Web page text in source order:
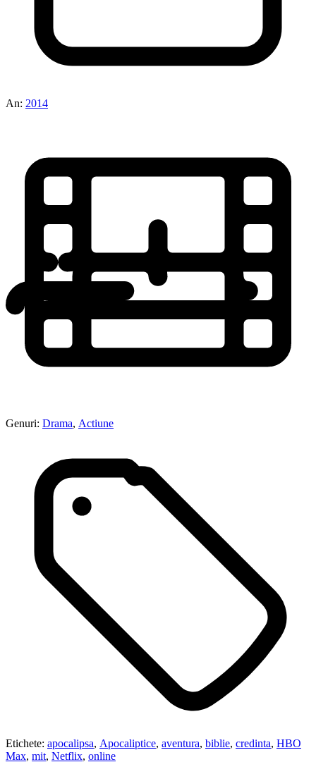
An: 2014
Genuri: Drama, Actiune
Etichete: apocalipsa, Apocaliptice, aventura, biblie, credinta, HBO
Max, mit, Netflix, online